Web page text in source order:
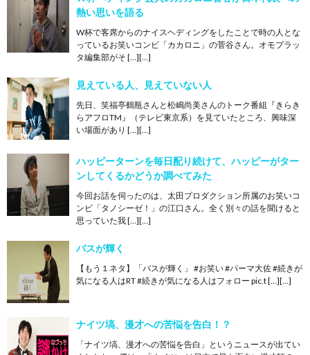
熱い思いを語る
W杯で客席からのナイスヘディングをしたことで時の人とな
っているお笑いコンビ「カカロニ」の菅谷さん。オモプラッ
タ編集部がそ […][…]
見えている人、見えていない人
先日、笑福亭鶴瓶さんと松嶋尚美さんのトーク番組『きらき
らアフロTM』（テレビ東京系）を見ていたところ、興味深
い場面があり […][…]
ハッピーターンを毎日配り続けて、ハッピーがター
ンしてくるかどうか調べてみた
今回お話を伺ったのは、太田プロダクション所属のお笑いコ
ンビ「タノシーゼ！」の江口さん。全く別々の話を聞けると
思っていた我 […][…]
バスが輝く
【もう１ネタ】「バスが輝く」 #お笑い #パーマ大佐 #続きが
気になる人はRT #続きが気になる人はフォロー pic.t […][…]
ナイツ塙、漫才への苦悩を告白！？
「ナイツ塙、漫才への苦悩を告白」というニュースが出てい